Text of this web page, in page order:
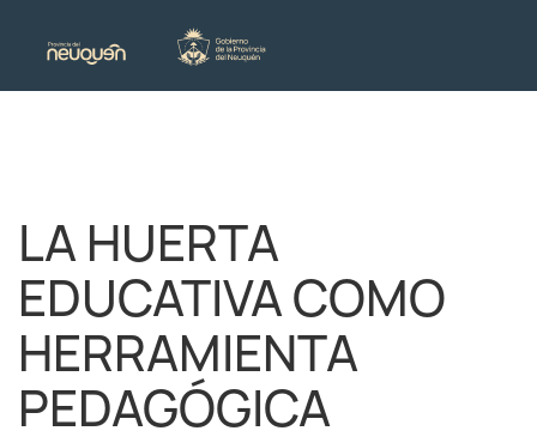
LA HUERTA
EDUCATIVA COMO
HERRAMIENTA
PEDAGÓGICA